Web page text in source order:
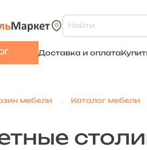
Доставка и оплата
мебели Каталог мебели